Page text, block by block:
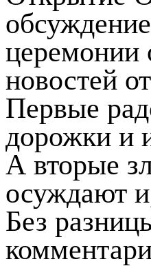
церемонии
новостей
Первые
дорожки и
А вторые
осуждают
Без